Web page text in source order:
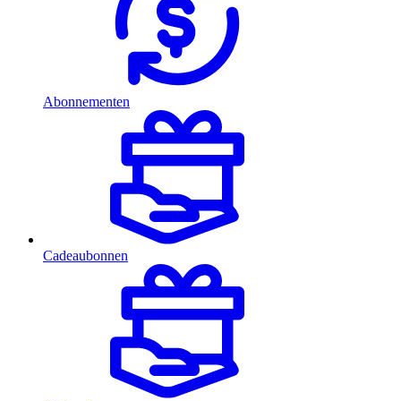
Abonnementen
Cadeaubonnen